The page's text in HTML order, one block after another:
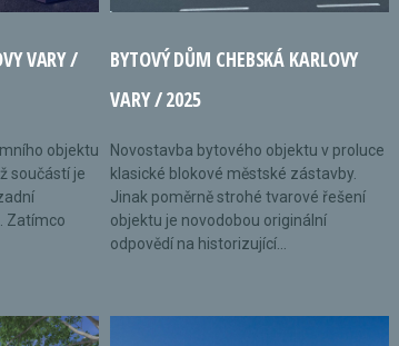
VARY /
objektu
součástí je
Zatímco
BYTOVÝ DŮM CHEBSKÁ KARLOVY
VARY / 2025
Novostavba bytového objektu v proluce
klasické blokové městské zástavby.
Jinak poměrně strohé tvarové řešení
objektu je novodobou originální
odpovědí na historizující...